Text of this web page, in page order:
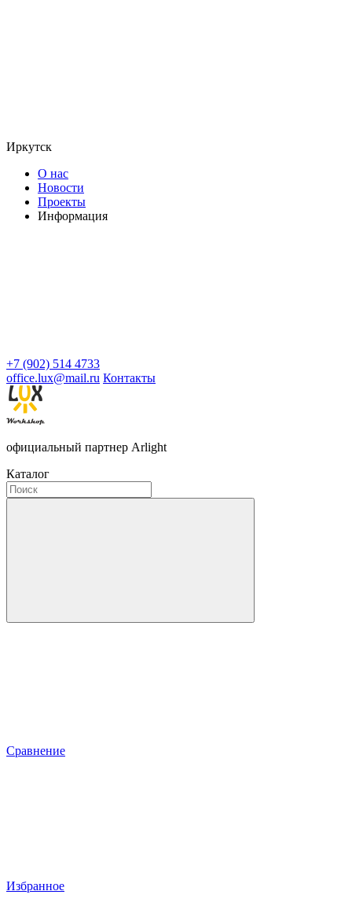
Иркутск
О нас
Новости
Проекты
Информация
+7 (902) 514 4733
office.lux@mail.ru Контакты
официальный партнер Arlight
Каталог
Сравнение
Избранное